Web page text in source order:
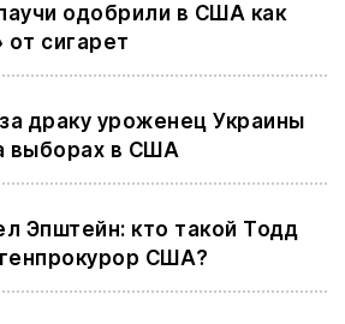
одобрили в США как
от сигарет
драку уроженец Украины
выборах в США
Эпштейн: кто такой Тодд
США?